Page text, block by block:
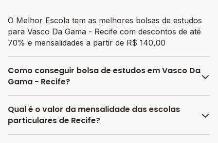
O Melhor Escola tem as melhores bolsas de estudos
para Vasco Da Gama - Recife com descontos de até
70% e mensalidades a partir de R$ 140,00
Como conseguir bolsa de estudos em Vasco Da
Gama - Recife?
O programa de bolsa do Melhor Escola disponibiliza
vagas com até 80% de desconto nas mensalidades.
Qual é o valor da mensalidade das escolas
particulares de Recife?